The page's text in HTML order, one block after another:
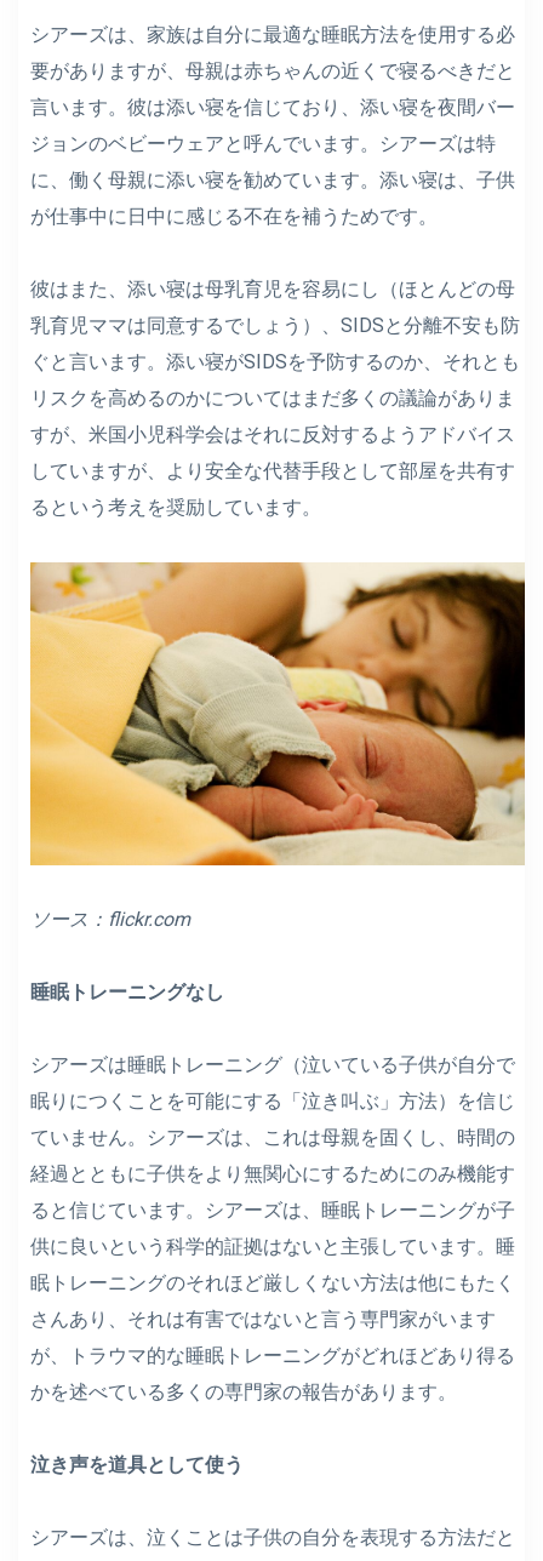
シアーズは、家族は自分に最適な睡眠方法を使用する必
要がありますが、母親は赤ちゃんの近くで寝るべきだと
言います。彼は添い寝を信じており、添い寝を夜間バー
ジョンのベビーウェアと呼んでいます。シアーズは特
に、働く母親に添い寝を勧めています。添い寝は、子供
が仕事中に日中に感じる不在を補うためです。
彼はまた、添い寝は母乳育児を容易にし（ほとんどの母
乳育児ママは同意するでしょう）、SIDSと分離不安も防
ぐと言います。添い寝がSIDSを予防するのか、それとも
リスクを高めるのかについてはまだ多くの議論がありま
すが、米国小児科学会はそれに反対するようアドバイス
していますが、より安全な代替手段として部屋を共有す
るという考えを奨励しています。
ソース： flickr.com
睡眠トレーニングなし
シアーズは睡眠トレーニング（泣いている子供が自分で
眠りにつくことを可能にする「泣き叫ぶ」方法）を信じ
ていません。シアーズは、これは母親を固くし、時間の
経過とともに子供をより無関心にするためにのみ機能す
ると信じています。シアーズは、睡眠トレーニングが子
供に良いという科学的証拠はないと主張しています。睡
眠トレーニングのそれほど厳しくない方法は他にもたく
さんあり、それは有害ではないと言う専門家がいます
が、トラウマ的な睡眠トレーニングがどれほどあり得る
かを述べている多くの専門家の報告があります。
泣き声を道具として使う
シアーズは、泣くことは子供の自分を表現する方法だと